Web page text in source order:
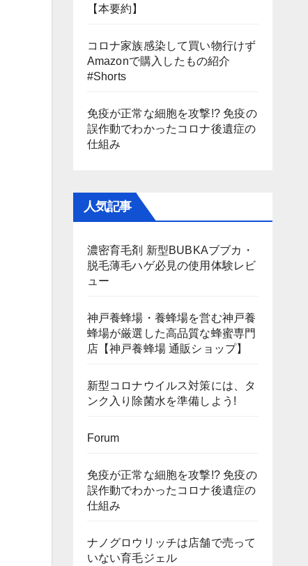
【本要約】
コロナ家族感染して買い物行けず
Amazonで購入したもの紹介
#Shorts
免疫が正常な細胞を攻撃!? 免疫の
誤作動でわかったコロナ後遺症の
仕組み
人気記事
濃密育毛剤 新型BUBKAブブカ・
脱毛薄毛ハゲ必見の使用体験レビ
ュー
神戸養蜂場・養蜂場を営む神戸養
蜂場が厳選した高品質な蜂蜜専門
店【神戸養蜂場 通販ショップ】
新型コロナウイルス対策には、タ
ンク入り除菌水を準備しよう!
Forum
免疫が正常な細胞を攻撃!? 免疫の
誤作動でわかったコロナ後遺症の
仕組み
ナノグロウリッチは店舗で売って
いない育毛ジェル